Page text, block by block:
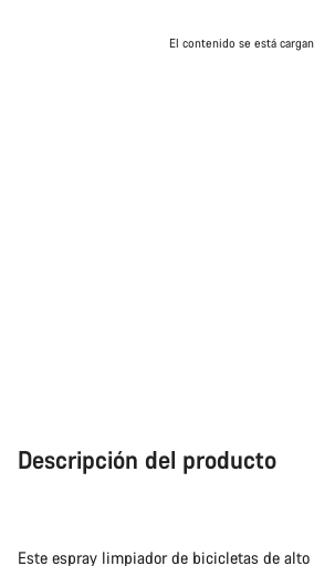
El contenido se está
Descripción del producto
Este espray limpiador de bicicletas de